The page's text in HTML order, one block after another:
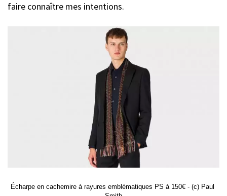
faire connaître mes intentions.
Écharpe en cachemire à rayures emblématiques PS à 150€ - (c) Paul